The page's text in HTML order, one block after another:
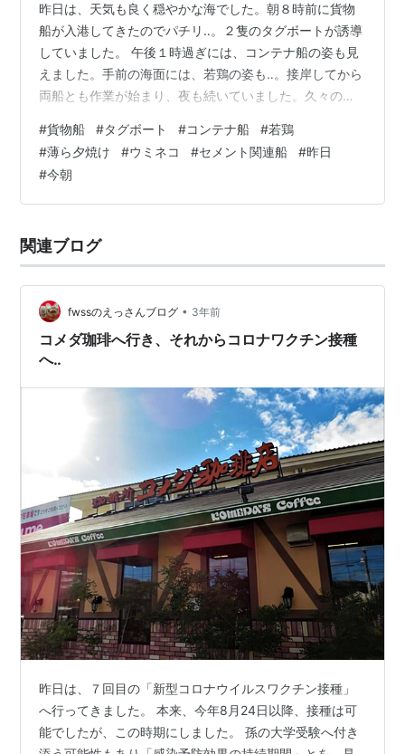
昨日は、天気も良く穏やかな海でした。朝８時前に貨物
船が入港してきたのでパチリ‥。２隻のタグボートが誘導
していました。 午後１時過ぎには、コンテナ船の姿も見
えました。手前の海面には、若鶏の姿も‥。接岸してから
両船とも作業が始まり、夜も続いていました。久々の薄
連の船が入港してきました。テトラポットへは、雨で寒
いのに沢山のウミネコの姿が‥。 そんな、昨日から今朝
にかけての我が家から見えた海側の様子でした。 ランキ
ング参加中写真・カメラ
#貨物船 #タグボート #コンテナ船 #若鶏
#薄ら夕焼け #ウミネコ #セメント関連船 #昨日
#今朝
関連ブログ
fwssのえっさんブログ • 3年前
コメダ珈琲へ行き、それからコロナワクチン接種
へ‥
昨日は、７回目の「新型コロナウイルスワクチン接種」
へ行ってきました。 本来、今年8月24日以降、接種は可
能でしたが、この時期にしました。 孫の大学受験へ付き